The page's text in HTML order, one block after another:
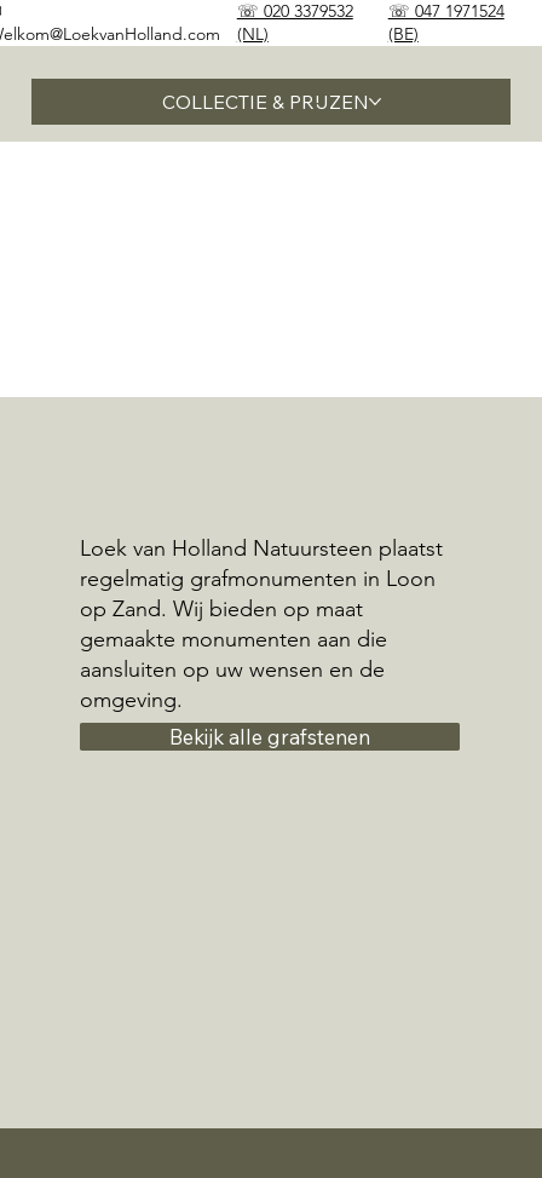
COLLECTIE & PRIJZEN
☏ 020 3379532
(NL)
☏ 047 1971524
(BE)
Loek van Holland Natuursteen plaatst
regelmatig grafmonumenten in Loon
op Zand. Wij bieden op maat
gemaakte monumenten aan die
aansluiten op uw wensen en de
omgeving.
Bekijk alle grafstenen